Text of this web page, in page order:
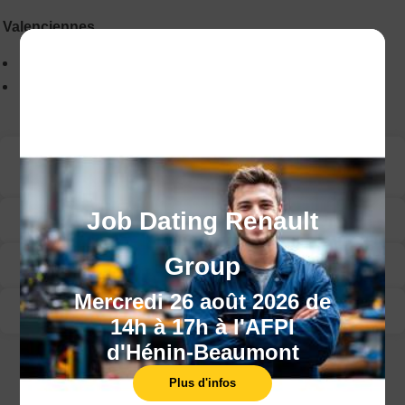
Job Dating Renault
Group
Mercredi 26 août 2026 de
14h à 17h à l'AFPI
d'Hénin-Beaumont
Plus d'infos
Valenciennes
Les méthodes pédagogiques et
d'encadrement
Programme
Modalité d’évaluation
Suivi de la formation
CECI POURRAIT VOUS INTÉRESSER :